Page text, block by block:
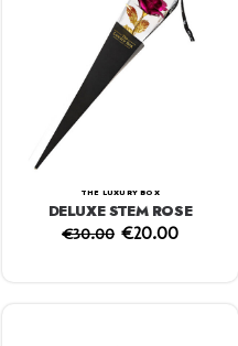
THE LUXURY BOX
DELUXE STEM ROSE
€30.00 €20.00